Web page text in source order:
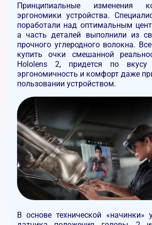
Принципиальные изменения
эргономики устройства.
поработали над оптимальным
а часть деталей выполнили из
прочного углеродного волокна.
купить очки смешанной
Hololens 2, придется по вкусу
эргономичность и комфорт даже
пользовании устройством.
В основе технической «начинки»